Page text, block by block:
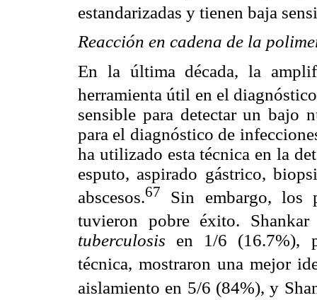
estandarizadas y tienen baja
Reacción en cadena de la
En la última década, la
herramienta útil en el
sensible para detectar un bajo
para el diagnóstico de
ha utilizado esta técnica en la
esputo, aspirado gástrico,
abscesos.67
Sin embargo, los
tuvieron pobre éxito.
tuberculosis en 1/6 (16.7%),
técnica, mostraron una mejor
aislamiento en 5/6 (84%), y